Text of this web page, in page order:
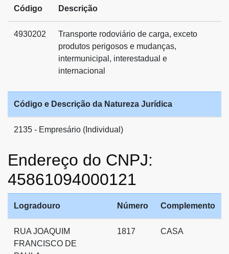
Código Descrição
4930202
Transporte rodoviário de carga, exceto
produtos perigosos e mudanças,
intermunicipal, interestadual e
internacional
Código e Descrição da Natureza Jurídica
2135 - Empresário (Individual)
Endereço do CNPJ:
45861094000121
Logradouro Número Complemento
RUA JOAQUIM
FRANCISCO DE
1817 CASA